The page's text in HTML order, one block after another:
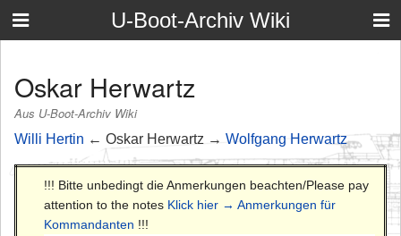
U-Boot-Archiv Wiki
Oskar Herwartz
Aus U-Boot-Archiv Wiki
Willi Hertin ← Oskar Herwartz → Wolfgang Herwartz
!!! Bitte unbedingt die Anmerkungen beachten/Please pay
attention to the notes Klick hier → Anmerkungen für
Kommandanten !!!